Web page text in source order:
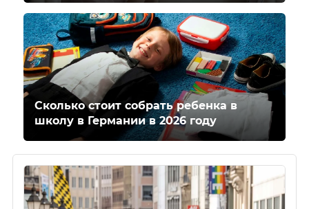
Сколько стоит собрать ребенка в
школу в Германии в 2026 году